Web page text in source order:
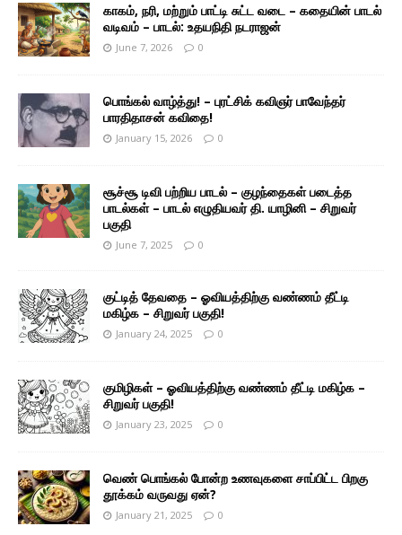
காகம், நரி, மற்றும் பாட்டி சுட்ட வடை – கதையின் பாடல்
வடிவம் – பாடல்: உதயநிதி நடராஜன்
June 7, 2026 0
பொங்கல் வாழ்த்து! – புரட்சிக் கவிஞர் பாவேந்தர்
பாரதிதாசன் கவிதை!
January 15, 2026 0
சூச்சூ டிவி பற்றிய பாடல் – குழந்தைகள் படைத்த
பாடல்கள் – பாடல் எழுதியவர் தி. யாழினி – சிறுவர்
பகுதி
June 7, 2025 0
குட்டித் தேவதை – ஓவியத்திற்கு வண்ணம் தீட்டி
மகிழ்க – சிறுவர் பகுதி!
January 24, 2025 0
குமிழிகள் – ஓவியத்திற்கு வண்ணம் தீட்டி மகிழ்க –
சிறுவர் பகுதி!
January 23, 2025 0
வெண் பொங்கல் போன்ற உணவுகளை சாப்பிட்ட பிறகு
தூக்கம் வருவது ஏன்?
January 21, 2025 0